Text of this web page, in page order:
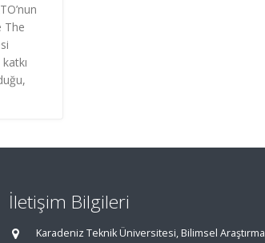
The
İletişim Bilgileri
Karadeniz Teknik Üniversitesi, Bilimsel Araştırma